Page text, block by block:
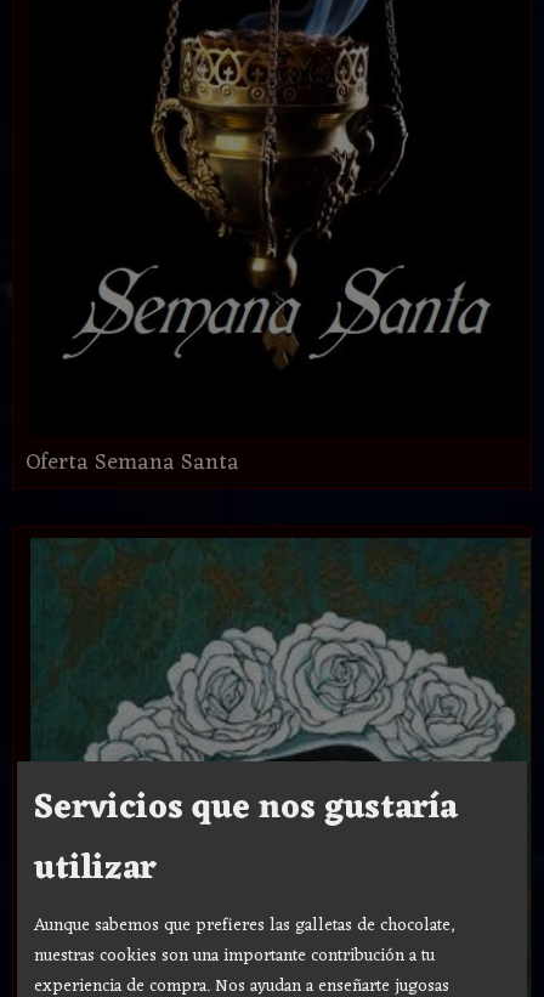
Oferta Semana Santa
Servicios que nos gustaría
utilizar
Aunque sabemos que prefieres las galletas de chocolate,
nuestras cookies son una importante contribución a tu
experiencia de compra. Nos ayudan a enseñarte jugosas